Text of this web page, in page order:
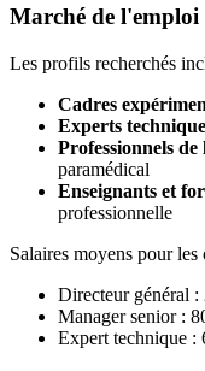
Marché de
Les profils recherchés
Cadres
Experts
Professionnels de
paramédical
Enseignants et
professionnelle
Salaires moyens pour
Directeur général
Manager senior :
Expert technique